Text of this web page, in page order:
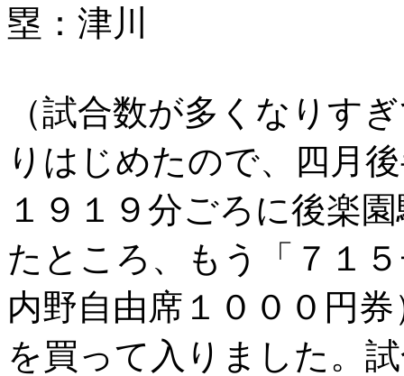
塁：津川
（試合数が多くなりす
りはじめたので、四月
１９１９分ごろに後楽
たところ、もう「７１
内野自由席１０００円
を買って入りました。